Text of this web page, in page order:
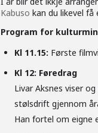
Kabuso kan du likevel få
Program for
Kl 11.15: Første
Kl 12: Føredrag
Livar Aksnes viser
stølsdrift gjennom
Han fortel om eigne